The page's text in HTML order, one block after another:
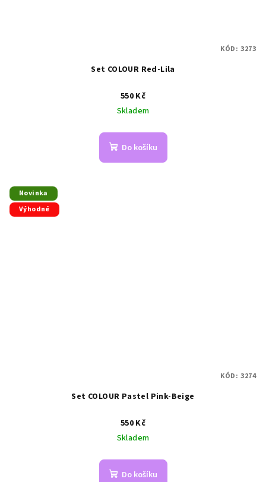
Set COLOUR Red-Lila
550 Kč
Skladem
Do košíku
KÓD: 3273
Novinka
Výhodné
Set COLOUR Pastel Pink-Beige
550 Kč
Skladem
Do košíku
KÓD: 3274